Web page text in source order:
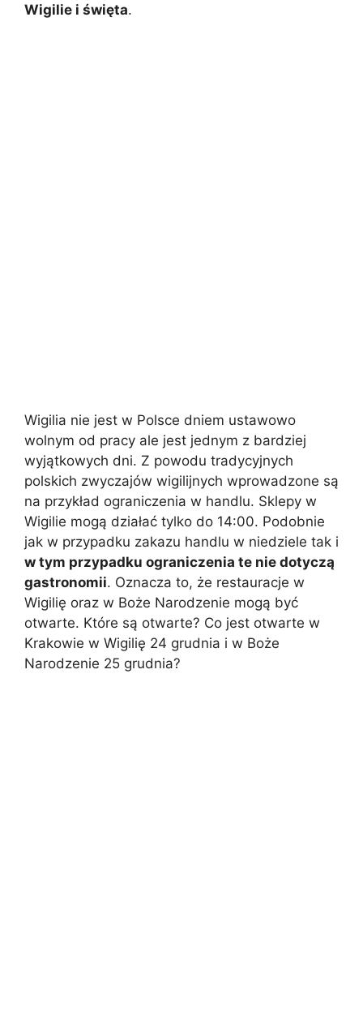
Wigilie i święta.
Wigilia nie jest w Polsce dniem ustawowo
wolnym od pracy ale jest jednym z bardziej
wyjątkowych dni. Z powodu tradycyjnych
polskich zwyczajów wigilijnych wprowadzone są
na przykład ograniczenia w handlu. Sklepy w
Wigilie mogą działać tylko do 14:00. Podobnie
jak w przypadku zakazu handlu w niedziele tak i
w tym przypadku ograniczenia te nie dotyczą
gastronomii. Oznacza to, że restauracje w
Wigilię oraz w Boże Narodzenie mogą być
otwarte. Które są otwarte? Co jest otwarte w
Krakowie w Wigilię 24 grudnia i w Boże
Narodzenie 25 grudnia?